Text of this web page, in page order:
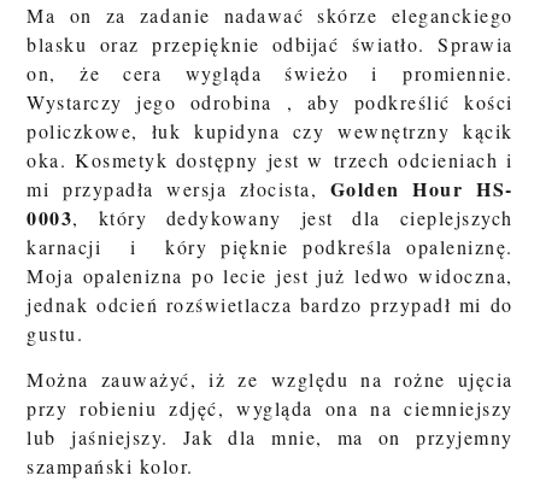
Ma on za zadanie nadawać skórze eleganckiego
blasku oraz przepięknie odbijać światło. Sprawia
on, że cera wygląda świeżo i promiennie.
Wystarczy jego odrobina , aby podkreślić kości
policzkowe, łuk kupidyna czy wewnętrzny kącik
oka. Kosmetyk dostępny jest w trzech odcieniach i
mi przypadła wersja złocista, Golden Hour HS-
0003, który dedykowany jest dla cieplejszych
karnacji i kóry pięknie podkreśla opaleniznę.
Moja opalenizna po lecie jest już ledwo widoczna,
jednak odcień rozświetlacza bardzo przypadł mi do
gustu.
Można zauważyć, iż ze względu na rożne ujęcia
przy robieniu zdjęć, wygląda ona na ciemniejszy
lub jaśniejszy. Jak dla mnie, ma on przyjemny
szampański kolor.